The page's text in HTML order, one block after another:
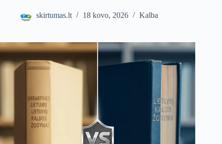
skirtumas.lt 18 kovo, 2026 Kalba